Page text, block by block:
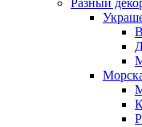
Разный